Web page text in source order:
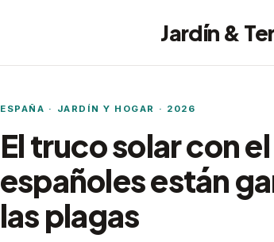
Jardín &
ESPAÑA · JARDÍN Y HOGAR · 2026
El truco solar con
españoles están
las plagas